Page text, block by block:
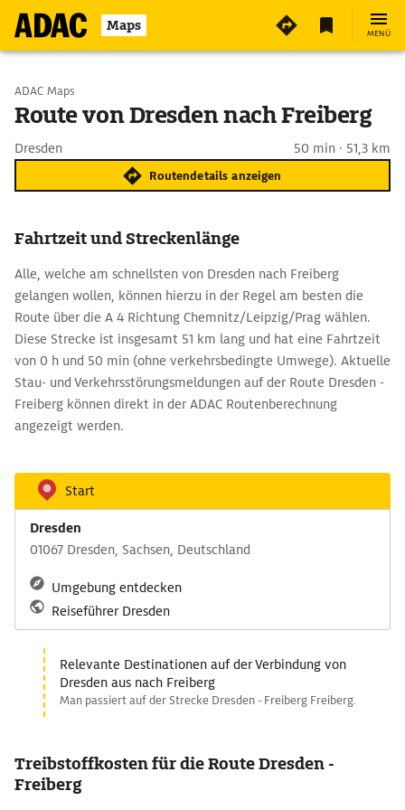
Maps MENÜ
Start wählen
ADAC Maps
Route von Dresden nach Freiberg
Dresden 50 min · 51,3 km
Routendetails anzeigen
Fahrtzeit und Streckenlänge
Alle, welche am schnellsten von Dresden nach Freiberg
gelangen wollen, können hierzu in der Regel am besten die
Route über die A 4 Richtung Chemnitz/Leipzig/Prag wählen.
Diese Strecke ist insgesamt 51 km lang und hat eine Fahrtzeit
von 0 h und 50 min (ohne verkehrsbedingte Umwege). Aktuelle
Stau- und Verkehrsstörungsmeldungen auf der Route Dresden -
Freiberg können direkt in der ADAC Routenberechnung
angezeigt werden.
Start
Dresden
01067 Dresden, Sachsen, Deutschland
Umgebung entdecken
Reiseführer Dresden
Relevante Destinationen auf der Verbindung von
Dresden aus nach Freiberg
Man passiert auf der Strecke Dresden - Freiberg Freiberg.
Treibstoffkosten für die Route Dresden -
Freiberg